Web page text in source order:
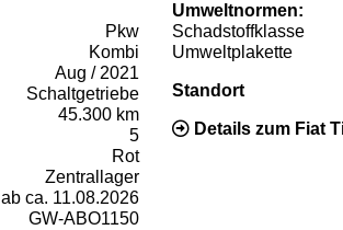
Pkw
Kombi
Aug / 2021
Schaltgetriebe
45.300 km
5
Rot
Zentrallager
ab ca. 11.08.2026
GW-ABO1150
Umweltnormen:
Schadstoffklasse
Umweltplakette
Standort
Details zum Fiat